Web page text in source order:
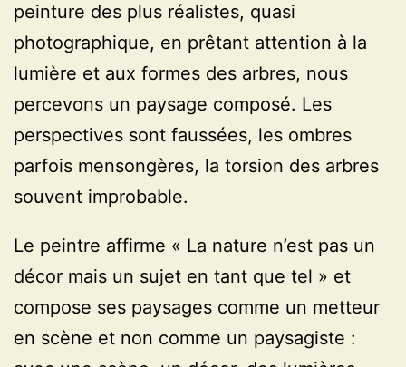
peinture des plus réalistes, quasi
photographique, en prêtant attention à la
lumière et aux formes des arbres, nous
percevons un paysage composé. Les
perspectives sont faussées, les ombres
parfois mensongères, la torsion des arbres
souvent improbable.
Le peintre affirme « La nature n’est pas un
décor mais un sujet en tant que tel » et
compose ses paysages comme un metteur
en scène et non comme un paysagiste :